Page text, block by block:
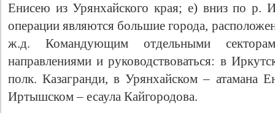
Енисею из Урянхайского края; е) вниз по р.
операции являются большие города,
ж.д. Командующим отдельными
направлениями и руководствоваться: в
полк. Казагранди, в Урянхайском – атамана
Иртышском – есаула Кайгородова.